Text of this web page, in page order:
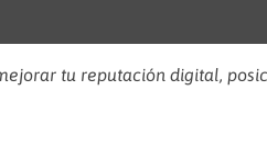
tu reputación digital,